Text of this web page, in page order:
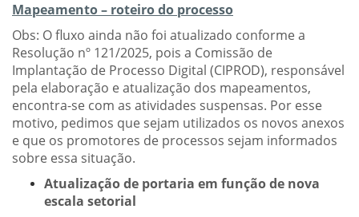
Mapeamento – roteiro do processo
Obs: O fluxo ainda não foi atualizado conforme a
Resolução nº 121/2025, pois a Comissão de
Implantação de Processo Digital (CIPROD), responsável
pela elaboração e atualização dos mapeamentos,
encontra-se com as atividades suspensas. Por esse
motivo, pedimos que sejam utilizados os novos anexos
e que os promotores de processos sejam informados
sobre essa situação.
Atualização de portaria em função de nova
escala setorial